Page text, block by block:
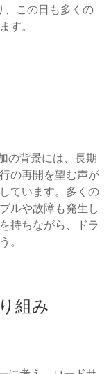
、この日も多くの
す。
の背景には、長期
の再開を望む声が
ています。多くの
ルや故障も発生し
持ちながら、ドラ
。
組み